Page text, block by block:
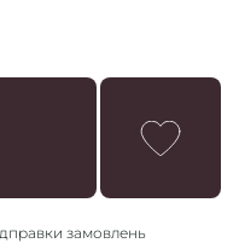
замовлень